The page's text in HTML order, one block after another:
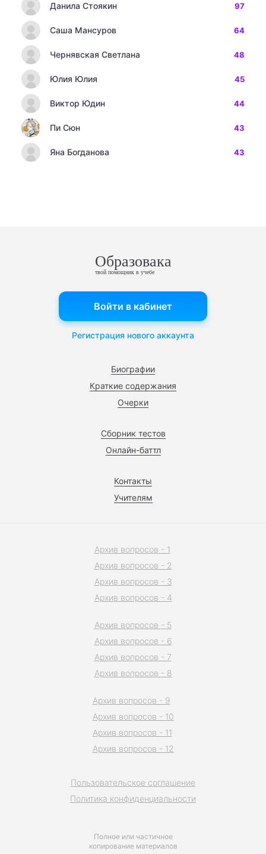
Данила Стоякин 97
Саша Мансуров 64
Чернявская Светлана 48
Юлия Юлия 45
Виктор Юдин 44
Пи Сюн 43
Яна Богданова 43
Образовака
твой помощник в учебе
Биографии
Краткие содержания
Очерки
Сборник тестов
Онлайн-баттл
Контакты
Учителям
Войти в кабинет
Регистрация нового аккаунта
Полное или частичное
копирование материалов
Пользовательское соглашение
Политика конфиденциальности
Архив вопросов - 1
Архив вопросов - 2
Архив вопросов - 3
Архив вопросов - 4
Архив вопросов - 5
Архив вопросов - 6
Архив вопросов - 7
Архив вопросов - 8
Архив вопросов - 9
Архив вопросов - 10
Архив вопросов - 11
Архив вопросов - 12